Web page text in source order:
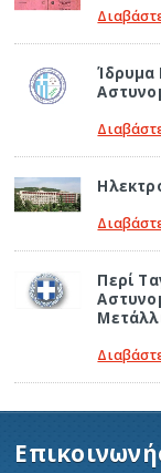
Ίδρυμα
Περί